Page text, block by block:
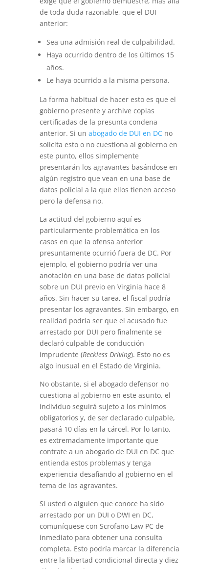
de toda duda razonable, que el DUI
anterior:
Sea una admisión real de culpabilidad.
Haya ocurrido dentro de los últimos 15
años.
Le haya ocurrido a la misma persona.
La forma habitual de hacer esto es que el
gobierno presente y archive copias
certificadas de la presunta condena
anterior. Si un abogado de DUI en DCno
solicita esto o no cuestiona al gobierno en
este punto, ellos simplemente
presentarán los agravantes basándose en
algún registro que vean en una base de
datos policial a la que ellos tienen acceso
pero la defensa no.
La actitud del gobierno aquí es
particularmente problemática en los
casos en que la ofensa anterior
presuntamente ocurrió fuera de DC. Por
ejemplo, el gobierno podría ver una
anotación en una base de datos policial
sobre un DUI previo en Virginia hace 8
años. Sin hacer su tarea, el fiscal podría
presentar los agravantes. Sin embargo, en
realidad podría ser que el acusado fue
arrestado por DUI pero finalmente se
declaró culpable de conducción
imprudente (Reckless Driving). Esto no es
algo inusual en el Estado de Virginia.
No obstante, si el abogado defensor no
cuestiona al gobierno en este asunto, el
individuo seguirá sujeto a los mínimos
obligatorios y, de ser declarado culpable,
pasará 10 días en la cárcel. Por lo tanto,
es extremadamente importante que
contrate a un abogado de DUI en DC que
entienda estos problemas y tenga
experiencia desafiando al gobierno en el
tema de los agravantes.
Si usted o alguien que conoce ha sido
arrestado por un DUI o DWI en DC,
comuníquese con Scrofano Law PC de
inmediato para obtener una consulta
completa. Esto podría marcar la diferencia
entre la libertad condicional directa y diez